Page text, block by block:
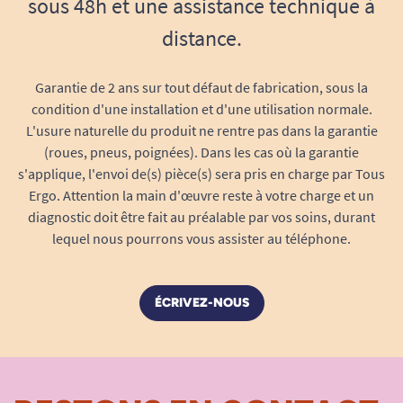
lavage
Séchage rapide à l’air libre
Une solution pratique, à la maison comme
Le format échantillon proposé ici vous permet
de tester ce modèle dans les conditions réelles,
chez vous, en toute tranquillité. Emportez-le
facilement dans un sac discret pour vos sorties,
séjours ou voyages : sa compacité et son poids
plume en font un allié idéal pour tous vos
déplacements.
Pèse seulement 22 g pour un
encombrement minimum
de la main
sous 48h et une assistance technique à
distance.
Garantie de 2 ans sur tout défaut de fabrication, sous la
condition d'une installation et d'une utilisation normale.
L'usure naturelle du produit ne rentre pas dans la garantie
(roues, pneus, poignées). Dans les cas où la garantie
s'applique, l'envoi de(s) pièce(s) sera pris en charge par Tous
Ergo. Attention la main d'œuvre reste à votre charge et un
diagnostic doit être fait au préalable par vos soins, durant
lequel nous pourrons vous assister au téléphone.
ÉCRIVEZ-NOUS